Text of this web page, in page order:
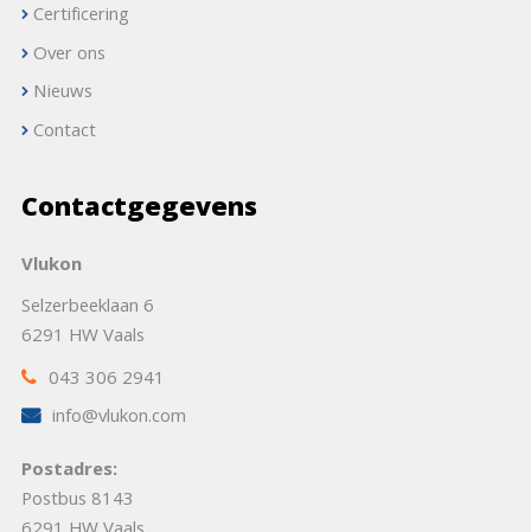
Certificering
Over ons
Nieuws
Contact
Contactgegevens
Vlukon
Selzerbeeklaan 6
6291 HW Vaals
043 306 2941
info@vlukon.com
Postadres:
Postbus 8143